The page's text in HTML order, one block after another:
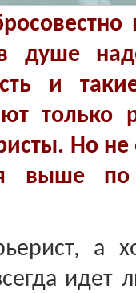
и
Но не
выше по
а
идет